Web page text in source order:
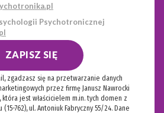
Psychotronicznej
ZAPISZ SIĘ
zgadzasz się na przetwarzanie danych
przez firmę Janusz Nawrocki
która jest właścicielem m.in. tych domen z
762), ul. Antoniuk Fabryczny 55/24. Dane